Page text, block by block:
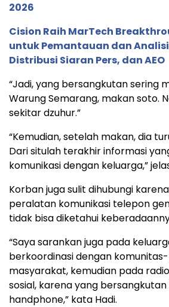
2026
Cision Raih MarTech
untuk Pemantauan dan
Distribusi Siaran Pers, dan AEO
“Jadi, yang bersangkutan sering
Warung Semarang, makan soto.
sekitar dzuhur.”
“Kemudian, setelah makan, dia
Dari situlah terakhir informasi
komunikasi dengan keluarga,”
Korban juga sulit dihubungi
peralatan komunikasi telepon
tidak bisa diketahui
“Saya sarankan juga pada
berkoordinasi dengan
masyarakat, kemudian pada
sosial, karena yang
handphone,” kata Hadi.